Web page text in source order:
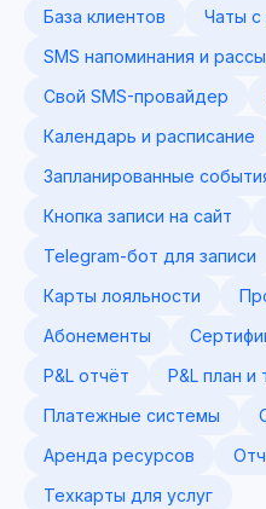
База клиентов
Чаты с
SMS напоминания и
Свой SMS-провайдер
Календарь и расписание
Запланированные
Кнопка записи на сайт
Telegram-бот для записи
Карты лояльности
Абонементы
P&L отчёт
P&L план и
Платежные системы
Аренда ресурсов
Техкарты для услуг